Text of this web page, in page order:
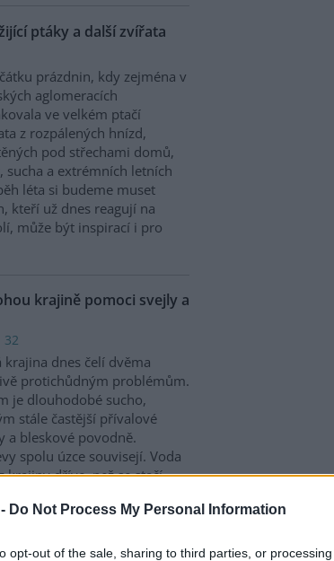
Do Not Process My Personal Information
opt-out of the sale, sharing to third parties, or
ptáky a další zvířata
prázdnin, kdy zejména v
aglomeracích
ve velkém ptačí
z rozpálených hnízd,
pod střechami domů,
a extrémních letních
léta si budeme muset
kteří už dnes reagují na
může být inspirací i pro
krajině pomoci svejly a
32
krajina dnes čelí dvěma
protichůdným problémům.
je dlouhodobé sucho,
stále častější přívalové
a bleskové povodně.
spolu úzce souvisejí. Voda
krajiny dříve, než se stačí
vody. Právě proto
která vodu zpomalují,
Mezi nejúčinnější patří
často zaměňovány, jejich